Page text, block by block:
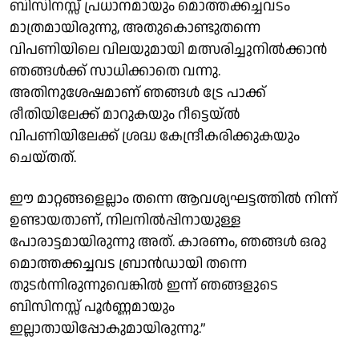
ബിസിനസ്സ് പ്രധാനമായും മൊത്തക്കച്ചവടം
മാത്രമായിരുന്നു, അതുകൊണ്ടുതന്നെ
വിപണിയിലെ വിലയുമായി മത്സരിച്ചുനിൽക്കാൻ
ഞങ്ങൾക്ക് സാധിക്കാതെ വന്നു.
അതിനുശേഷമാണ് ഞങ്ങൾ ട്രേ പാക്ക്
രീതിയിലേക്ക് മാറുകയും റീട്ടെയ്ൽ
വിപണിയിലേക്ക് ശ്രദ്ധ കേന്ദ്രീകരിക്കുകയും
ചെയ്തത്.
ഈ മാറ്റങ്ങളെല്ലാം തന്നെ ആവശ്യഘട്ടത്തിൽ നിന്ന്
ഉണ്ടായതാണ്, നിലനിൽപ്പിനായുള്ള
പോരാട്ടമായിരുന്നു അത്. കാരണം, ഞങ്ങൾ ഒരു
മൊത്തക്കച്ചവട ബ്രാൻഡായി തന്നെ
തുടർന്നിരുന്നുവെങ്കിൽ ഇന്ന് ഞങ്ങളുടെ
ബിസിനസ്സ് പൂർണ്ണമായും
ഇല്ലാതായിപ്പോകുമായിരുന്നു.”